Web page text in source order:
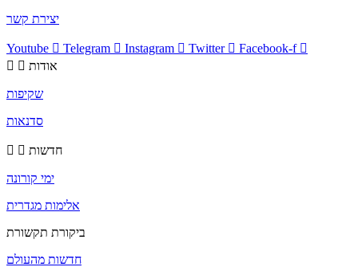
יצירת קשר
Youtube Telegram Instagram Twitter
Facebook-f
אודות
שקיפות
סדנאות
חדשות
ימי קורונה
אלימות מגדרית
ביקורת תקשורת
חדשות מהעולם